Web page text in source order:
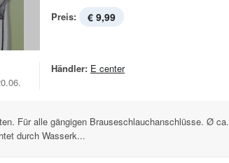
Preis: € 9,99
Händler: E center
Für alle gängigen Brauseschlauchanschlüsse. Ø ca.
durch Wasserk...